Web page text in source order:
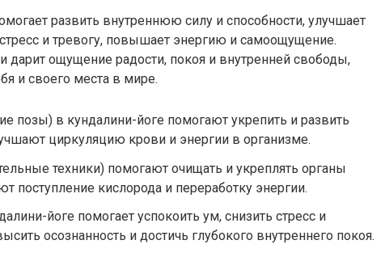
развить внутреннюю силу и способности, улучшает
и тревогу, повышает энергию и самоощущение.
дарит ощущение радости, покоя и внутренней свободы,
и своего места в мире.
позы) в кундалини-йоге помогают укрепить и развить
циркуляцию крови и энергии в организме.
техники) помогают очищать и укреплять органы
поступление кислорода и переработку энергии.
йоге помогает успокоить ум, снизить стресс и
осознанность и достичь глубокого внутреннего покоя.